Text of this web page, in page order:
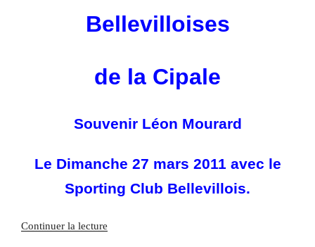
Bellevilloises
de la Cipale
Souvenir Léon Mourard
Le Dimanche 27 mars 2011 avec le
Sporting Club Bellevillois.
Continuer la lecture